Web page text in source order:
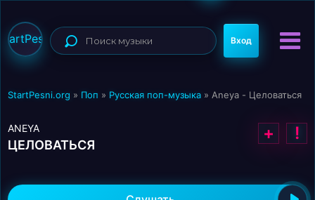
Вход
StartPesni.org » Поп » Русская поп-музыка » Aneya - Целоваться
ANEYA
ЦЕЛОВАТЬСЯ
+ !